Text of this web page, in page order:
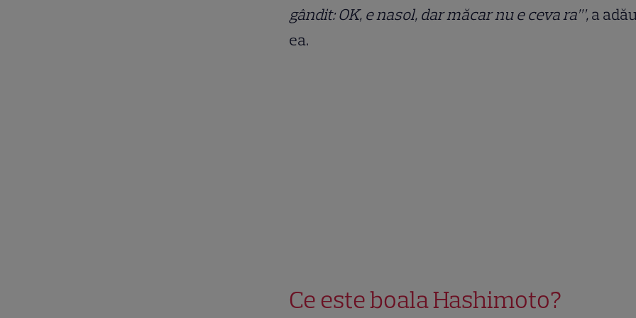
gândit: OK, e nasol, dar măcar nu e ceva ra’”,a
ea.
Ce este boala Hashimoto?